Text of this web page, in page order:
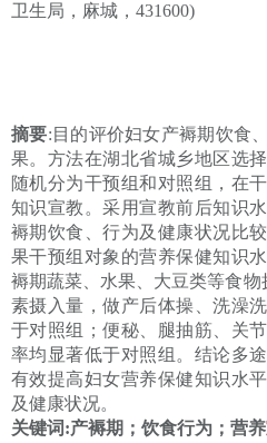
卫生局，麻城，431600)
摘要:目的评价妇女产褥期饮食
果。方法在湖北省城乡地区选
随机分为干预组和对照组，在
知识宣教。采用宣教前后知识
褥期饮食、行为及健康状况比
果干预组对象的营养保健知识
褥期蔬菜、水果、大豆类等食
素摄入量，做产后体操、洗澡
于对照组；便秘、腿抽筋、关
率均显著低于对照组。结论多
有效提高妇女营养保健知识水
及健康状况。
关键词:产褥期；饮食行为；营